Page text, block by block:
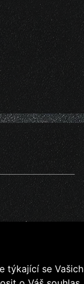
kapel
týkající se Vašich